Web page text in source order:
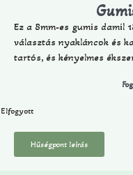
Ez a 8mm-es gumis damil
választás nyakláncok és
tartós, és kényelmes
Elfogyott
Hűségpont leírás